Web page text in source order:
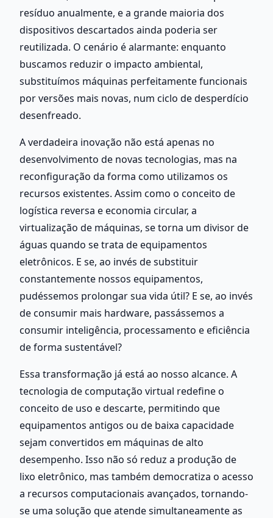
resíduo anualmente, e a grande maioria dos
dispositivos descartados ainda poderia ser
reutilizada. O cenário é alarmante: enquanto
buscamos reduzir o impacto ambiental,
substituímos máquinas perfeitamente funcionais
por versões mais novas, num ciclo de desperdício
desenfreado.
A verdadeira inovação não está apenas no
desenvolvimento de novas tecnologias, mas na
reconfiguração da forma como utilizamos os
recursos existentes. Assim como o conceito de
logística reversa e economia circular, a
virtualização de máquinas, se torna um divisor de
águas quando se trata de equipamentos
eletrônicos. E se, ao invés de substituir
constantemente nossos equipamentos,
pudéssemos prolongar sua vida útil? E se, ao invés
de consumir mais hardware, passássemos a
consumir inteligência, processamento e eficiência
de forma sustentável?
Essa transformação já está ao nosso alcance. A
tecnologia de computação virtual redefine o
conceito de uso e descarte, permitindo que
equipamentos antigos ou de baixa capacidade
sejam convertidos em máquinas de alto
desempenho. Isso não só reduz a produção de
lixo eletrônico, mas também democratiza o acesso
a recursos computacionais avançados, tornando-
se uma solução que atende simultaneamente as